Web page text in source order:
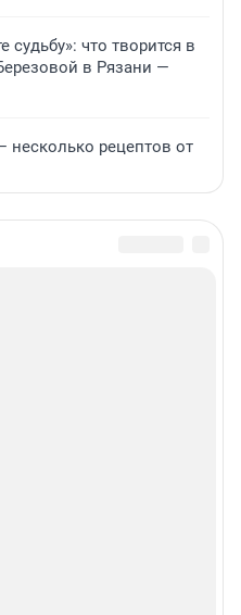
что творится в
в Рязани —
несколько рецептов от